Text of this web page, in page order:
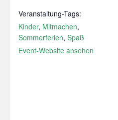
Veranstaltung-Tags:
Kinder, Mitmachen,
Sommerferien, Spaß
Event-Website ansehen